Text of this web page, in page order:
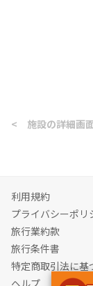
< 施設の詳細画
利用規約
プライバシーポリ
旅行業約款
旅行条件書
特定商取引法に基
ヘルプ